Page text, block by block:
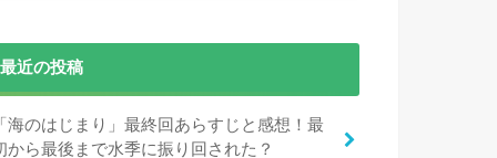
最近の投稿
海のはじまり」最終回あらすじと感想！最
から最後まで水季に振り回された？